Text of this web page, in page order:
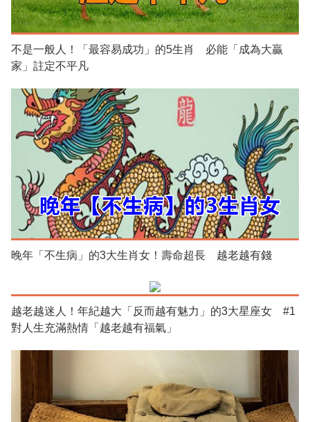
不是一般人！「最容易成功」的5生肖 必能「成為大贏
家」註定不平凡
晚年「不生病」的3大生肖女！壽命超長 越老越有錢
越老越迷人！年紀越大「反而越有魅力」的3大星座女 #1
對人生充滿熱情「越老越有福氣」